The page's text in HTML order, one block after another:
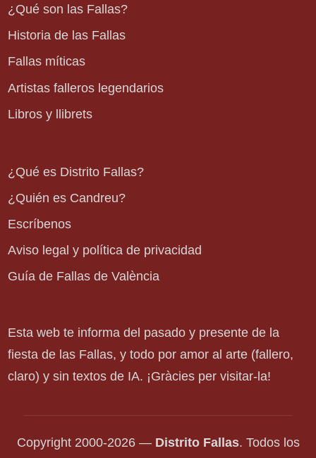
¿Qué son las Fallas?
Historia de las Fallas
Fallas míticas
Artistas falleros legendarios
Libros y llibrets
¿Qué es Distrito Fallas?
¿Quién es Candreu?
Escríbenos
Aviso legal y política de privacidad
Guía de Fallas de València
Esta web te informa del pasado y presente de la
fiesta de las Fallas, y todo por amor al arte (fallero,
claro) y sin textos de IA. ¡Gràcies per visitar-la!
Copyright 2000-2026 — Distrito Fallas. Todos los